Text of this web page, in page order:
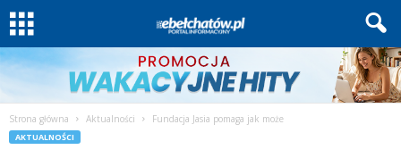
Strona główna Aktualności Fundacja Jasia pomaga jak może
AKTUALNOŚCI